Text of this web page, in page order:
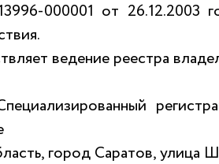
000001 от 26.12.2003
ведение реестра
город Саратов, улица